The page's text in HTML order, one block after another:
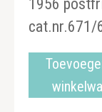
1956
cat.nr.671/